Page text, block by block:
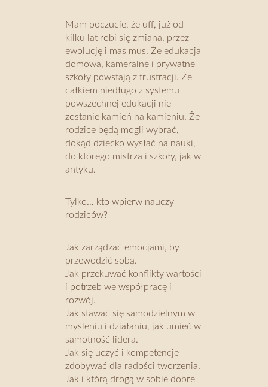
Mam poczucie, że uff, już od
kilku lat robi się zmiana, przez
ewolucję i mas mus. Że edukacja
domowa, kameralne i prywatne
szkoły powstają z frustracji. Że
całkiem niedługo z systemu
powszechnej edukacji nie
zostanie kamień na kamieniu. Że
rodzice będą mogli wybrać,
dokąd dziecko wysłać na nauki,
do którego mistrza i szkoły, jak w
antyku.
Tylko… kto wpierw nauczy
rodziców?
Jak zarządzać emocjami, by
przewodzić sobą.
Jak przekuwać konflikty wartości
i potrzeb we współpracę i
rozwój.
Jak stawać się samodzielnym w
myśleniu i działaniu, jak umieć w
samotność lidera.
Jak się uczyć i kompetencje
zdobywać dla radości tworzenia.
Jak i którą drogą w sobie dobre